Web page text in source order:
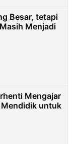
Besar, tetapi
Menjadi
Mengajar
untuk